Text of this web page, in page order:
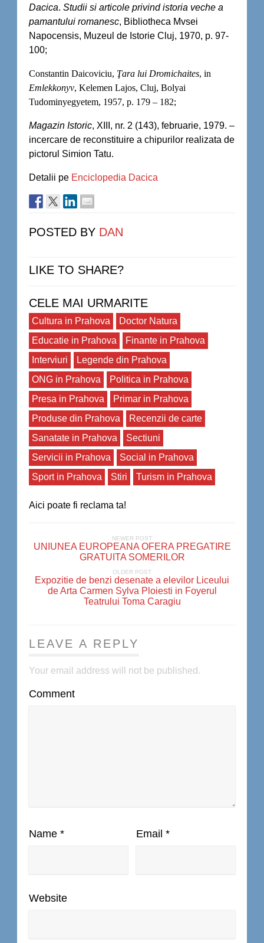
Dacica. Studii si articole privind istoria veche a
pamantului romanesc, Bibliotheca Mvsei
Napocensis, Muzeul de Istorie Cluj, 1970, p. 97-
100;
Constantin Daicoviciu, Ţara lui Dromichaites, in
Emlekkonyv, Kelemen Lajos, Cluj, Bolyai
Tudominyegyetem, 1957, p. 179 – 182;
Magazin Istoric, XIII, nr. 2 (143), februarie, 1979. –
incercare de reconstituire a chipurilor realizata de
pictorul Simion Tatu.
Detalii pe Enciclopedia Dacica
POSTED BY DAN
LIKE TO SHARE?
CELE MAI URMARITE
Cultura in Prahova
Doctor Natura
Educatie in Prahova
Finante in Prahova
Interviuri
Legende din Prahova
ONG in Prahova
Politica in Prahova
Presa in Prahova
Primar in Prahova
Produse din Prahova
Recenzii de carte
Sanatate in Prahova
Sectiuni
Servicii in Prahova
Social in Prahova
Sport in Prahova
Stiri Turism in Prahova
Aici poate fi reclama ta!
NEWER POST
UNIUNEA EUROPEANA OFERA PREGATIRE
GRATUITA SOMERILOR
OLDER POST
Expozitie de benzi desenate a elevilor Liceului
de Arta Carmen Sylva Ploiesti in Foyerul
Teatrului Toma Caragiu
LEAVE A REPLY
Your email address will not be published.
Comment
Name * Email *
Website